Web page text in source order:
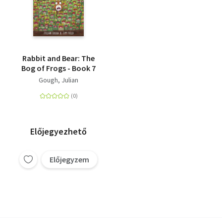
Rabbit and Bear: The
Bog of Frogs - Book 7
Gough, Julian
Előjegyezhető
Előjegyzem